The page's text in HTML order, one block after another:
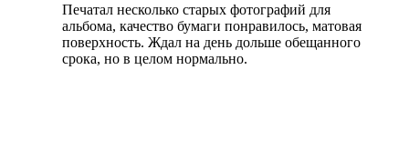
Печатал несколько старых фотографий для
альбома, качество бумаги понравилось, матовая
поверхность. Ждал на день дольше обещанного
срока, но в целом нормально.